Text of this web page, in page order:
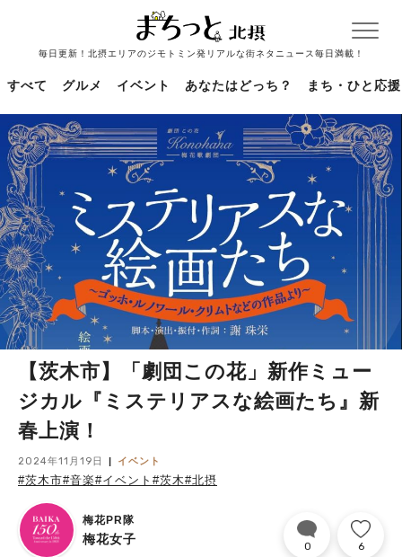
毎日更新！北摂エリアのジモトミン発リアルな街ネタニュース毎日満載！
すべて グルメ イベント あなたはどっち？ まち・ひと応援
【茨木市】「劇団この花」新作ミュー
ジカル『ミステリアスな絵画たち』新
春上演！
2024年11月19日 イベント
#茨木市#音楽#イベント #茨木#北摂
梅花PR隊
梅花女子 0 6